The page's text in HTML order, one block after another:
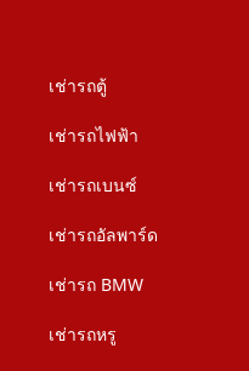
เช่ารถตู้
เช่ารถไฟฟ้า
เช่ารถเบนซ์
เช่ารถอัลพาร์ด
เช่ารถ BMW
เช่ารถหรู